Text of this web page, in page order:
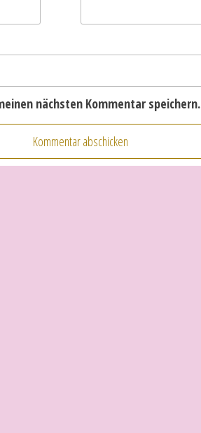
nächsten Kommentar speichern.